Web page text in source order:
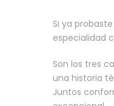
Si ya
especialidad
Son los tres
una historia
Juntos